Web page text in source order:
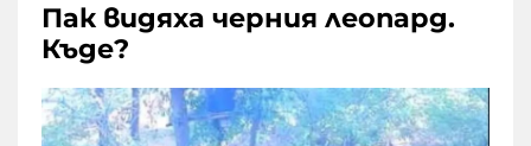
Пак видяха черния леопард.
Къде?